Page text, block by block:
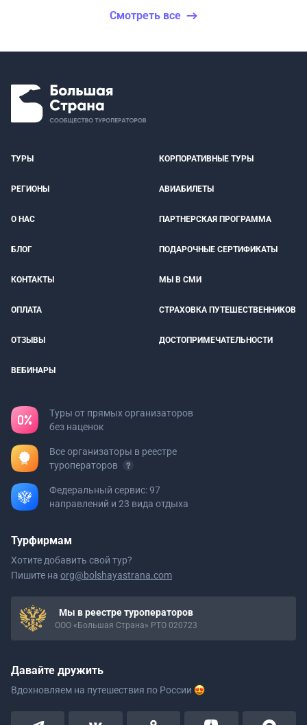
Смотреть все
ТУРЫ КОРПОРАТИВНЫЕ ТУРЫ
РЕГИОНЫ АВИАБИЛЕТЫ
О НАС ПАРТНЕРСКАЯ ПРОГРАММА
БЛОГ ПОДАРОЧНЫЕ СЕРТИФИКАТЫ
КОНТАКТЫ МЫ В СМИ
ОПЛАТА СТРАХОВКА ПУТЕШЕСТВЕННИКОВ
ОТЗЫВЫ ДОСТОПРИМЕЧАТЕЛЬНОСТИ
ВЕБИНАРЫ
Туры от прямых организаторов
без наценок
Все организаторы в реестре
туроператоров
Федеральный сервис: 97
направлений и 23 вида отдыха
Турфирмам
Хотите добавить свой тур?
Пишите на org@bolshayastrana.com
Мы в реестре туроператоров
ООО «Большая Страна» РТО 020723
Давайте дружить
Вдохновляем на путешествия по России